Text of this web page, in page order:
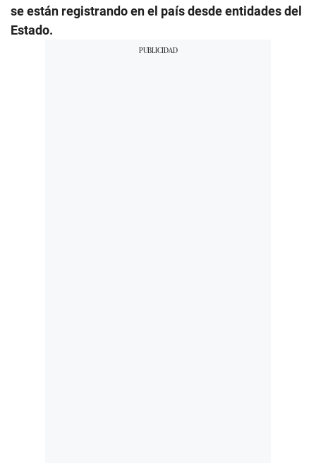
se están registrando en el país desde entidades del
Estado.